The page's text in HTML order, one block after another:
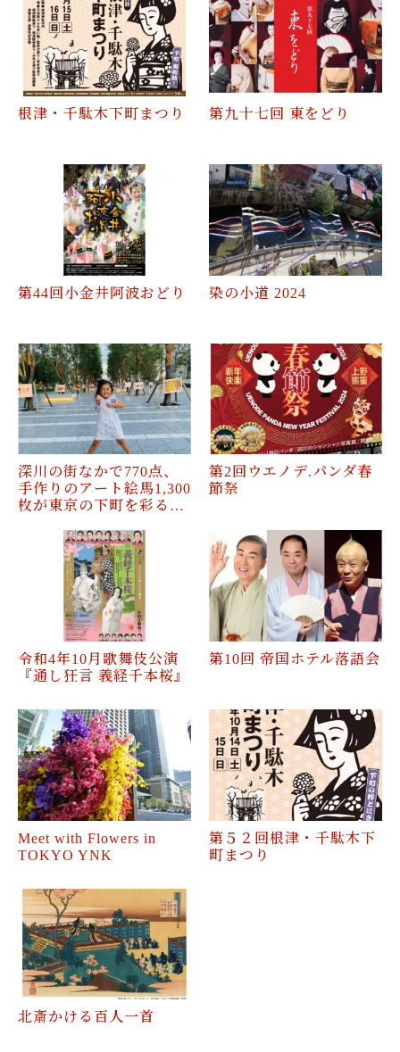
根津・千駄木下町まつり 第九十七回 東をどり
第44回小金井阿波おどり 染の小道 2024
深川の街なかで770点、
手作りのアート絵馬1,300
枚が東京の下町を彩る…
第2回ウエノデ.パンダ春
節祭
令和4年10月歌舞伎公演
『通し狂言 義経千本桜』
第10回 帝国ホテル落語会
Meet with Flowers in
TOKYO YNK
第５２回根津・千駄木下
町まつり
北斎かける百人一首